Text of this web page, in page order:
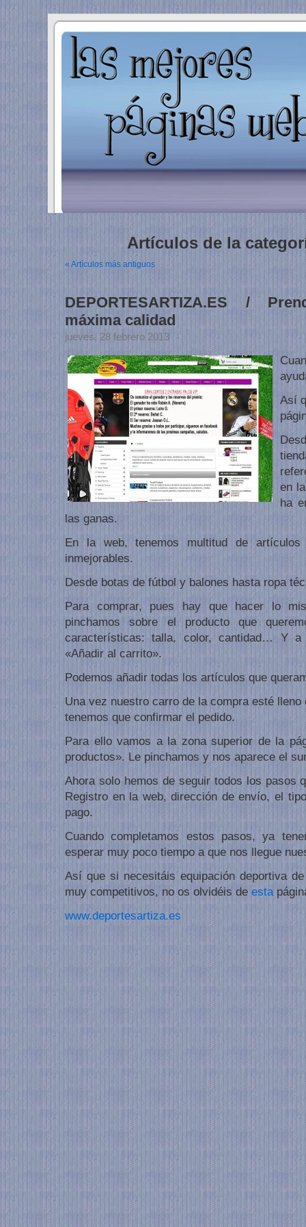
Artículos de la
« Artículos más antiguos
DEPORTESARTIZA.ES /
máxima calidad
jueves, 28 febrero 2013
Así
en
ha
las ganas.
En la web, tenemos multitud de
inmejorables.
Desde botas de fútbol y balones hasta ropa
Para comprar, pues hay que hacer lo
pinchamos sobre el producto que
características: talla, color, cantidad… Y a
«Añadir al carrito».
Podemos añadir todas los artículos que
Una vez nuestro carro de la compra esté
tenemos que confirmar el pedido.
Para ello vamos a la zona superior de la
productos». Le pinchamos y nos aparece el
Ahora solo hemos de seguir todos los pasos
Registro en la web, dirección de envío, el
pago.
Cuando completamos estos pasos, ya
esperar muy poco tiempo a que nos llegue
Así que si necesitáis equipación deportiva
muy competitivos, no os olvidéis de esta
www.deportesartiza.es